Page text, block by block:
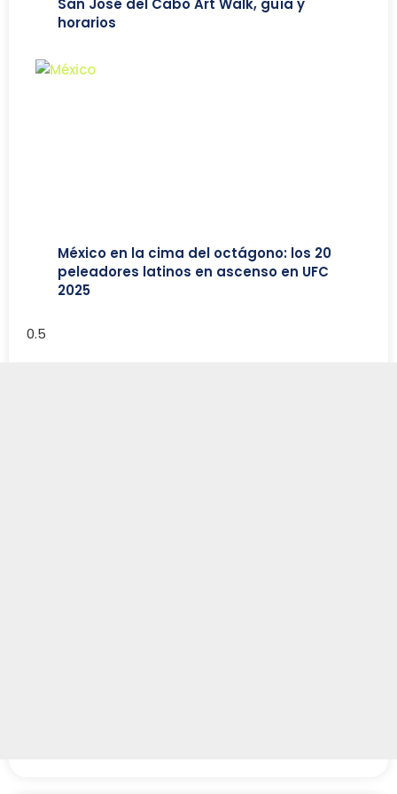
horarios
México en la cima del octágono: los 20
peleadores latinos en ascenso en UFC
2025